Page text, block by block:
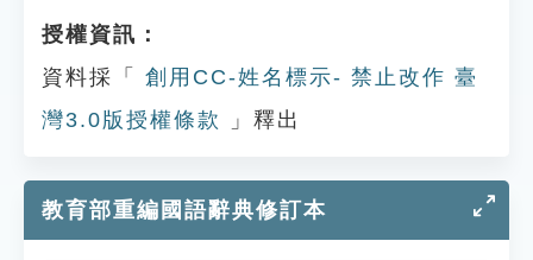
授權資訊：
資料採「
創用CC-姓名標示- 禁止改作 臺
灣3.0版授權條款
」釋出
教育部重編國語辭典修訂本